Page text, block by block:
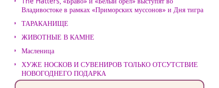
Владивостоке в рамках «Приморских муссонов» и Дня тигра
ТАРАКАНИЩЕ
ЖИВОТНЫЕ В КАМНЕ
Масленица
ХУЖЕ НОСКОВ И СУВЕНИРОВ ТОЛЬКО ОТСУТСТВИЕ
НОВОГОДНЕГО ПОДАРКА